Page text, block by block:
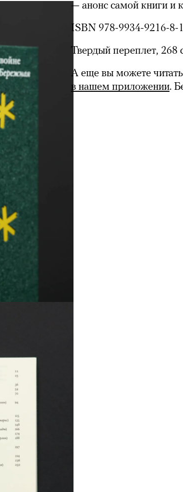
— анонс самой книги и
ISBN 978-9934-9216-8-1
Твердый переплет, 268
А еще вы можете
в нашем приложении.